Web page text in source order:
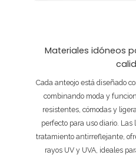
Materiales idóneos
Cada anteojo está diseñado
combinando moda y
resistentes, cómodas y
perfecto para uso diario.
tratamiento antirreflejante,
rayos UV y UVA, ideales